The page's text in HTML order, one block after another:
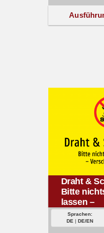
Draht &
Bitte
lassen –
Sprachen:
DE | DE/EN